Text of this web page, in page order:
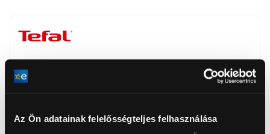
Az Ön adatainak felelősségteljes felhasználása
www.tefal.hu
2040, Budaörs, Puskás Tivadar 14 C/C
Szín
Fekete